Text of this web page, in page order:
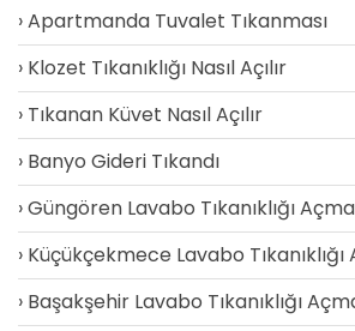
Apartmanda Tuvalet Tıkanması
Klozet Tıkanıklığı Nasıl Açılır
Tıkanan Küvet Nasıl Açılır
Banyo Gideri Tıkandı
Güngören Lavabo Tıkanıklığı Açma
Küçükçekmece Lavabo Tıkanıklığı
Başakşehir Lavabo Tıkanıklığı